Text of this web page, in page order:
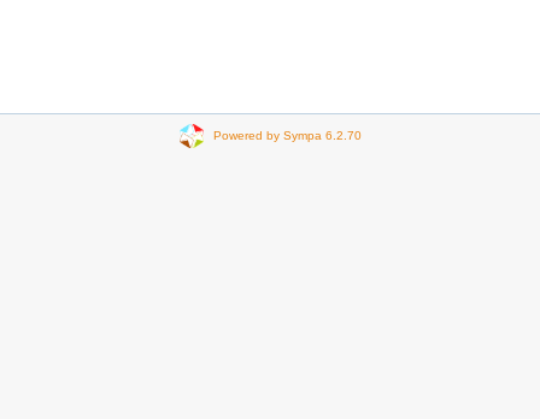
Powered by Sympa 6.2.70